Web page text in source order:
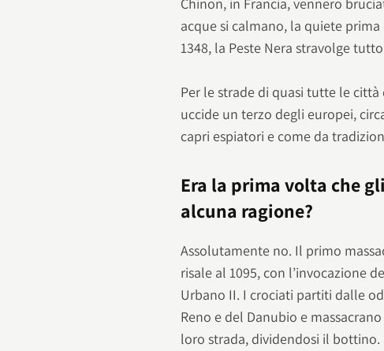
acque si calmano, la quiete
1348, la Peste Nera stravolge
Per le strade di quasi tutte le
uccide un terzo degli europei,
capri espiatori e come da
Era la prima volta che
alcuna ragione?
Assolutamente no. Il primo
risale al 1095, con l’invocazione
Urbano II. I crociati partiti dalle
Reno e del Danubio e
loro strada, dividendosi il